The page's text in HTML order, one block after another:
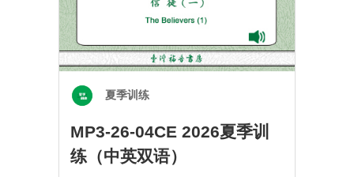
夏季训练
MP3-26-04CE 2026夏季训
练（中英双语）